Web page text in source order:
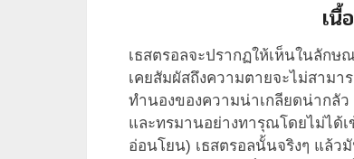
เนื้
เธสตรอลจะปรากฏให้เห็นในลัก
เคยสัมผัสถึงความตายจะไม่สาม
ทำนองของความน่าเกลียดน่ากลั
และทรมานอย่างทารุณโดยไม่ได้
อ่อนโยน) เธสตรอลนั้นจริงๆ แล้ว